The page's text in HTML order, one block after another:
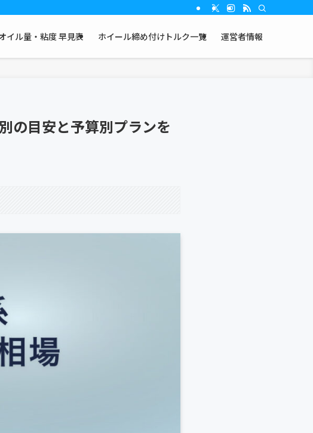
イル量・粘度 早見表 ホイール締め付けトルク一覧 運営者情報
の目安と予算別プランを